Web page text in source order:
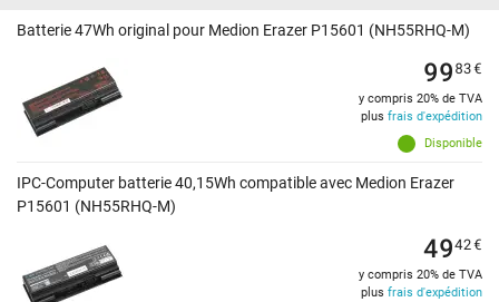
Batterie 47Wh original pour Medion Erazer P15601 (NH55RHQ-M)
Disponible
9983€
y compris 20% de TVA
plus frais d'expédition
IPC-Computer batterie 40,15Wh compatible avec Medion Erazer
P15601 (NH55RHQ-M)
4942€
y compris 20% de TVA
plus frais d'expédition